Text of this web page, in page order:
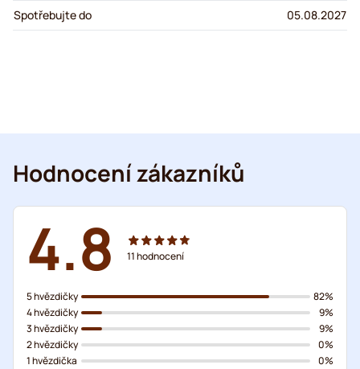
Spotřebujte do
05.08.2027
Hodnocení zákazníků
4.8 11hodnocení
5 hvězdičky
4 hvězdičky
3 hvězdičky
2 hvězdičky
1 hvězdička
82%
9%
9%
0%
0%